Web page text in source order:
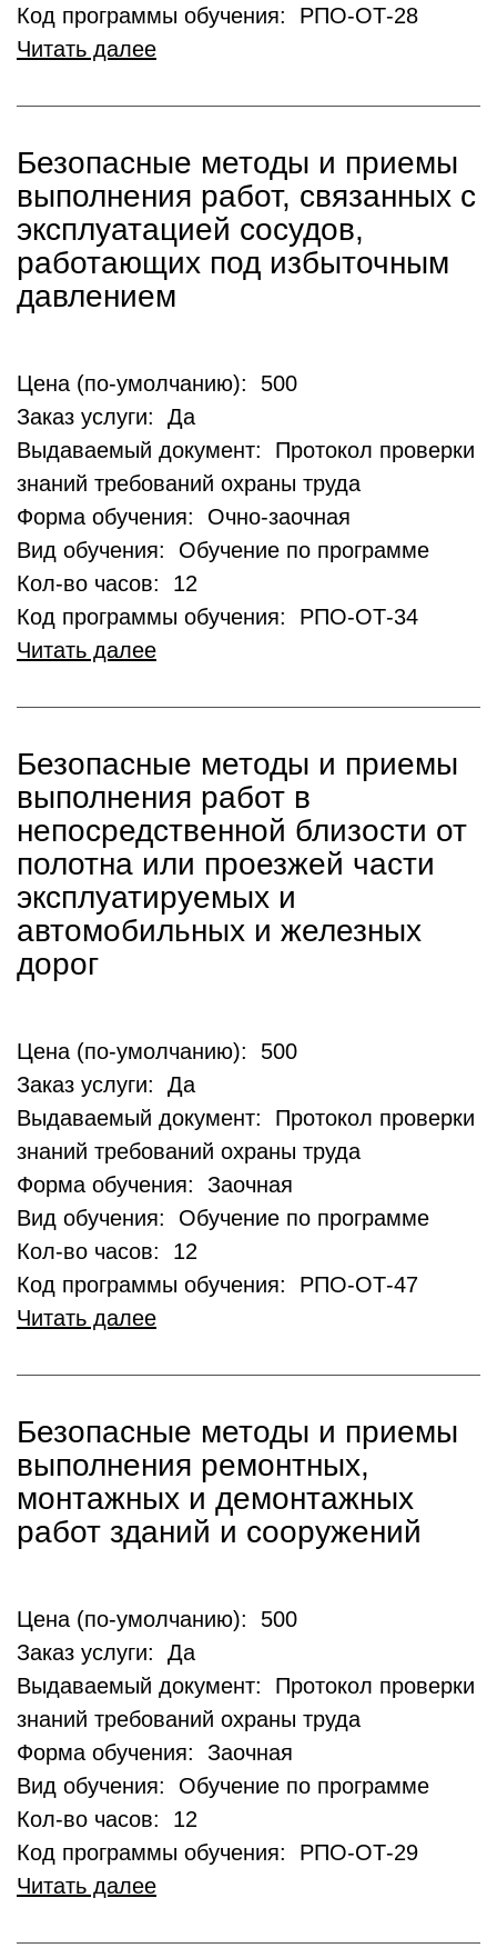
Код программы обучения: РПО-ОТ-28
Читать далее
Безопасные методы и приемы
выполнения работ, связанных с
эксплуатацией сосудов,
работающих под избыточным
давлением
Цена (по-умолчанию): 500
Заказ услуги: Да
Выдаваемый документ: Протокол проверки
знаний требований охраны труда
Форма обучения: Очно-заочная
Вид обучения: Обучение по программе
Кол-во часов: 12
Код программы обучения: РПО-ОТ-34
Читать далее
Безопасные методы и приемы
выполнения работ в
непосредственной близости от
полотна или проезжей части
эксплуатируемых и
автомобильных и железных
дорог
Цена (по-умолчанию): 500
Заказ услуги: Да
Выдаваемый документ: Протокол проверки
знаний требований охраны труда
Форма обучения: Заочная
Вид обучения: Обучение по программе
Кол-во часов: 12
Код программы обучения: РПО-ОТ-47
Читать далее
Безопасные методы и приемы
выполнения ремонтных,
монтажных и демонтажных
работ зданий и сооружений
Цена (по-умолчанию): 500
Заказ услуги: Да
Выдаваемый документ: Протокол проверки
знаний требований охраны труда
Форма обучения: Заочная
Вид обучения: Обучение по программе
Кол-во часов: 12
Код программы обучения: РПО-ОТ-29
Читать далее